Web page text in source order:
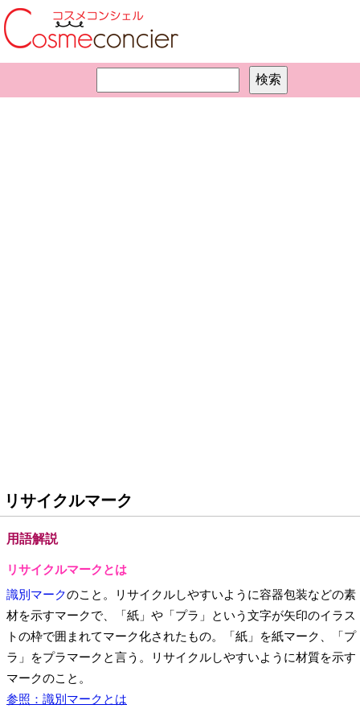
リサイクルマーク
用語解説
リサイクルマークとは
識別マークのこと。リサイクルしやすいように容器包装などの素
材を示すマークで、「紙」や「プラ」という文字が矢印のイラス
トの枠で囲まれてマーク化されたもの。「紙」を紙マーク、「プ
ラ」をプラマークと言う。リサイクルしやすいように材質を示す
マークのこと。
参照：識別マークとは